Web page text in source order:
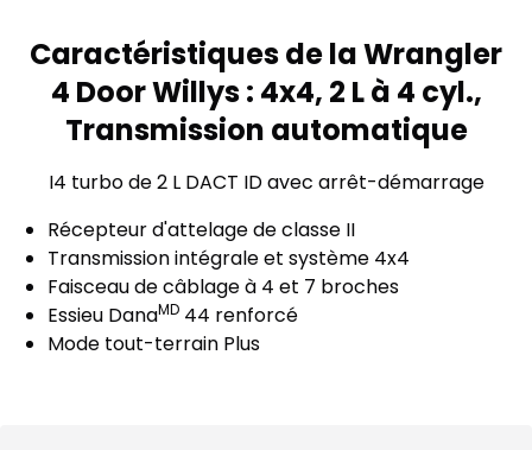
Caractéristiques de la Wrangler
4 Door Willys : 4x4, 2 L à 4 cyl.,
Transmission automatique
I4 turbo de 2 L DACT ID avec arrêt-démarrage
Récepteur d'attelage de classe II
Transmission intégrale et système 4x4
Faisceau de câblage à 4 et 7 broches
Essieu DanaMD 44 renforcé
Mode tout-terrain Plus